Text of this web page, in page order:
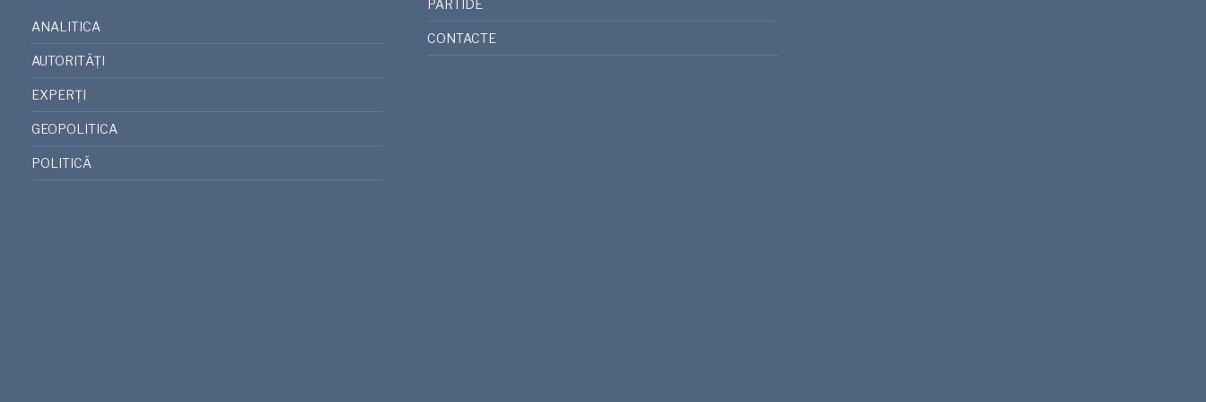
ANALITICA
AUTORITĂȚI
EXPERȚI
GEOPOLITICA
POLITICĂ
PARTIDE
CONTACTE